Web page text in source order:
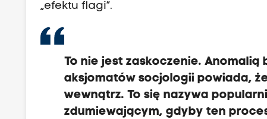
„efektu flagi”.
To nie jest zaskoczenie.
aksjomatów socjologii powiada,
wewnątrz. To się nazywa
zdumiewającym, gdyby ten proces